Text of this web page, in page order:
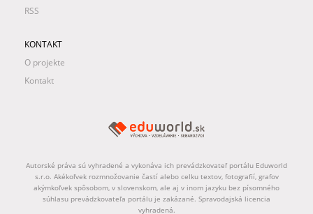
RSS
KONTAKT
O projekte
Kontakt
Autorské práva sú vyhradené a vykonáva ich prevádzkovateľ portálu Eduworld
s.r.o. Akékoľvek rozmnožovanie častí alebo celku textov, fotografií, grafov
akýmkoľvek spôsobom, v slovenskom, ale aj v inom jazyku bez písomného
súhlasu prevádzkovateľa portálu je zakázané. Spravodajská licencia
vyhradená.